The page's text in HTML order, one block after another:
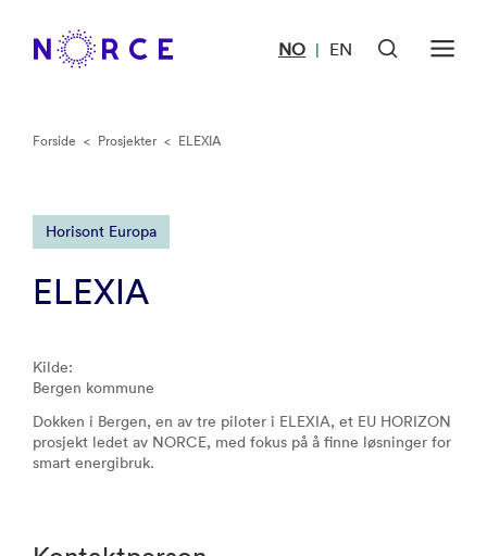
NO | EN
Forside < Prosjekter < ELEXIA
Horisont Europa
ELEXIA
Kilde:
Bergen kommune
Dokken i Bergen, en av tre piloter i ELEXIA, et EU HORIZON
prosjekt ledet av NORCE, med fokus på å finne løsninger for
smart energibruk.